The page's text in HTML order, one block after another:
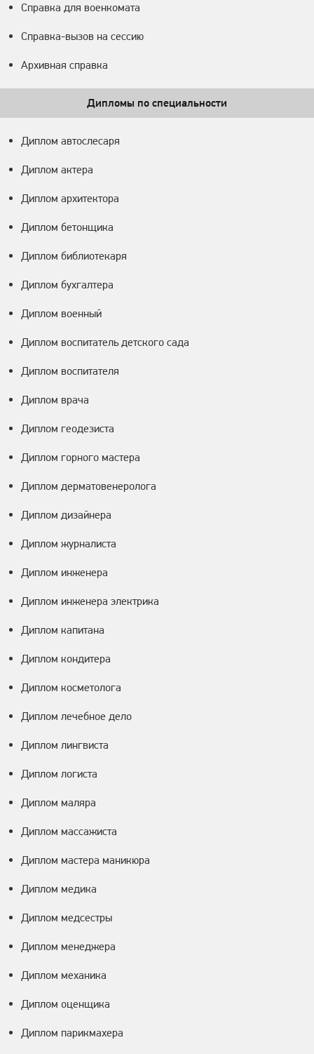
Справка для военкомата
Справка-вызов на сессию
Архивная справка
Дипломы по специальности
Диплом автослесаря
Диплом актера
Диплом архитектора
Диплом бетонщика
Диплом библиотекаря
Диплом бухгалтера
Диплом военный
Диплом воспитатель детского сада
Диплом воспитателя
Диплом врача
Диплом геодезиста
Диплом горного мастера
Диплом дерматовенеролога
Диплом дизайнера
Диплом журналиста
Диплом инженера
Диплом инженера электрика
Диплом капитана
Диплом кондитера
Диплом косметолога
Диплом лечебное дело
Диплом лингвиста
Диплом логиста
Диплом маляра
Диплом массажиста
Диплом мастера маникюра
Диплом медика
Диплом медсестры
Диплом менеджера
Диплом механика
Диплом оценщика
Диплом парикмахера